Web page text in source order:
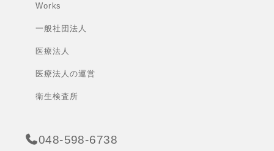
Works
一般社団法人
医療法人
医療法人の運営
衛生検査所
048-598-6738